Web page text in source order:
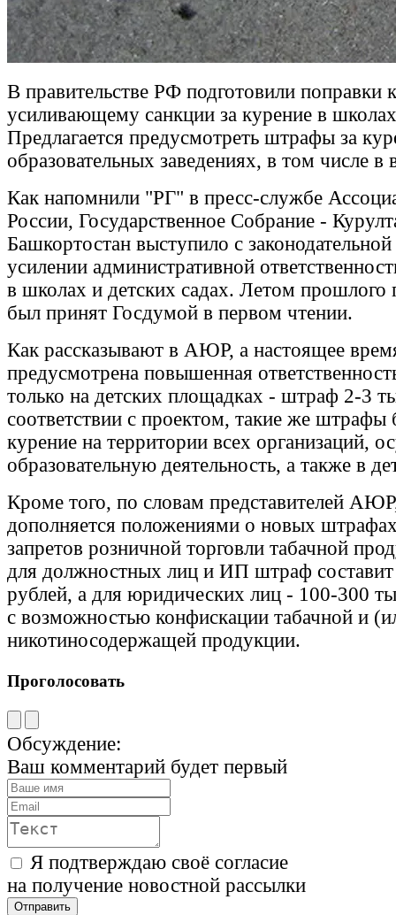
В правительстве РФ подготовили поправки
усиливающему санкции за курение в
Предлагается предусмотреть штрафы за
образовательных заведениях, в том числе в
Как напомнили "РГ" в пресс-службе
России, Государственное Собрание -
Башкортостан выступило с
усилении административной
в школах и детских садах. Летом прошлого
был принят Госдумой в первом чтении.
Как рассказывают в АЮР, а настоящее
предусмотрена повышенная
только на детских площадках - штраф 2-3
соответствии с проектом, такие же штрафы
курение на территории всех организаций,
образовательную деятельность, а также в
Кроме того, по словам представителей
дополняется положениями о новых
запретов розничной торговли табачной
для должностных лиц и ИП штраф
рублей, а для юридических лиц - 100-300
с возможностью конфискации табачной и
никотиносодержащей продукции.
Проголосовать
Обсуждение:
Ваш комментарий будет первый
Я подтверждаю своё согласие
на получение новостной рассылки